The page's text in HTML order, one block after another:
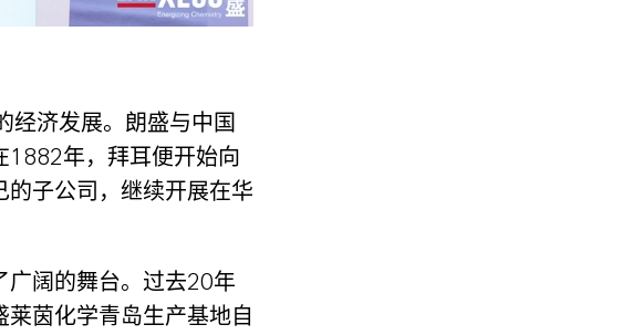
经济发展。朗盛与中国
1882年，拜耳便开始向
的子公司，继续开展在华
广阔的舞台。过去20年
茵化学青岛生产基地自